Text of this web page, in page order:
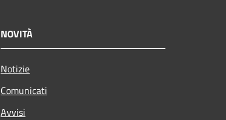
NOVITÀ
Notizie
Comunicati
Avvisi